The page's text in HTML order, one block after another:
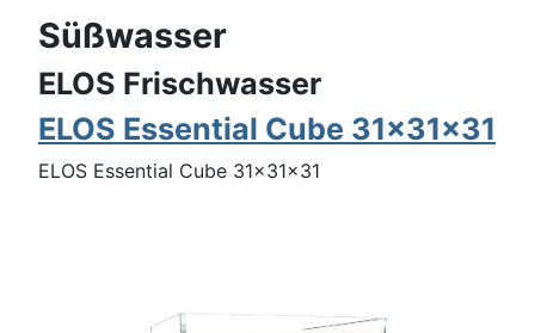
Süßwasser
ELOS Frischwasser
ELOS Essential Cube 31x31x31
ELOS Essential Cube 31x31x31